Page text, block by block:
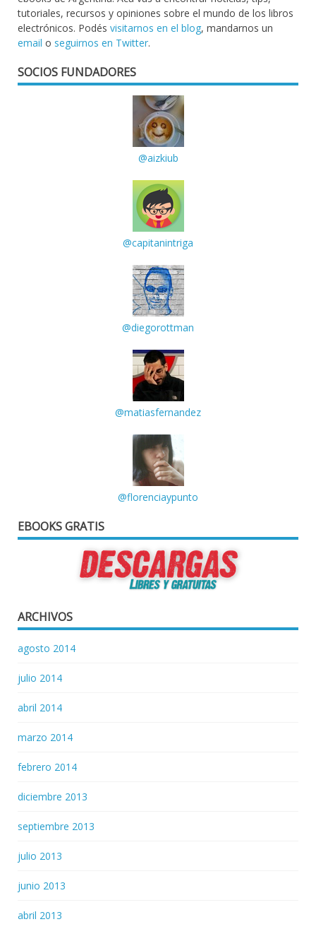
tutoriales, recursos y opiniones sobre el mundo de los libros
electrónicos. Podés visitarnos en el blog, mandarnos un
email o seguirnos en Twitter.
SOCIOS FUNDADORES
@aizkiub
@capitanintriga
@diegorottman
@matiasfernandez
@florenciaypunto
EBOOKS GRATIS
ARCHIVOS
agosto 2014
julio 2014
abril 2014
marzo 2014
febrero 2014
diciembre 2013
septiembre 2013
julio 2013
junio 2013
abril 2013